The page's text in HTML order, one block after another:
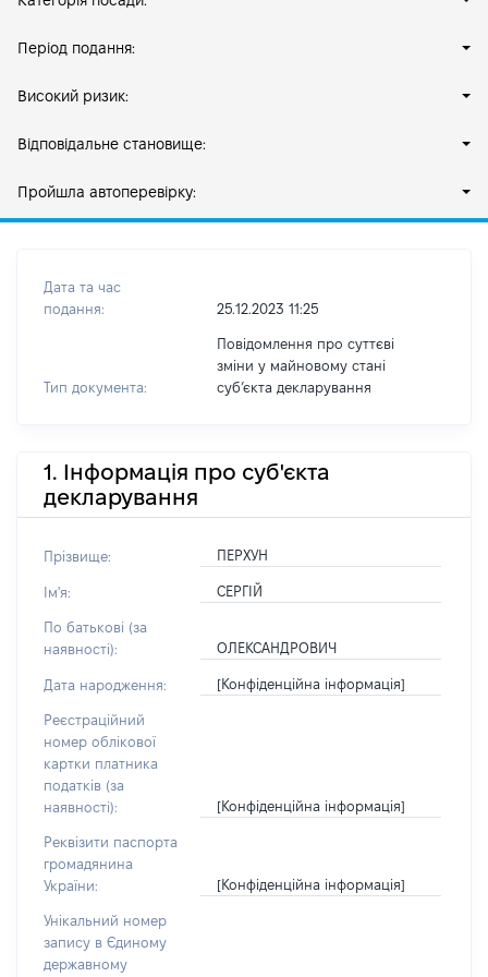
Період подання:
Високий ризик:
Відповідальне становище:
Пройшла автоперевірку:
Дата та час
подання:
25.12.2023 11:25
Тип документа:
Повідомлення про суттєві
зміни у майновому стані
субʼєкта декларування
1. Інформація про суб'єкта
декларування
Прізвище: ПЕРХУН
Ім'я: СЕРГІЙ
По батькові (за
наявності):
ОЛЕКСАНДРОВИЧ
Дата народження: [Конфіденційна інформація]
Реєстраційний
номер облікової
картки платника
податків (за
наявності):
[Конфіденційна інформація]
Реквізити паспорта
громадянина
України:
[Конфіденційна інформація]
Унікальний номер
запису в Єдиному
державному